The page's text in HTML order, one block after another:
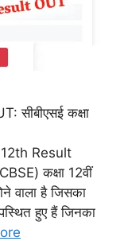
सीबीएसई कक्षा
Result
कक्षा 12वीं
वाला है जिसका
हुए हैं जिनका